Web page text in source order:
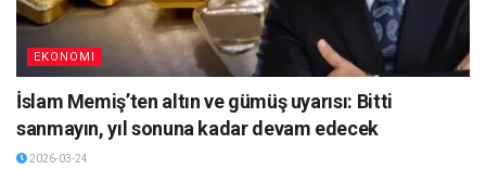
EKONOMI
İslam Memiş’ten altın ve gümüş uyarısı: Bitti
sanmayın, yıl sonuna kadar devam edecek
2026-03-24